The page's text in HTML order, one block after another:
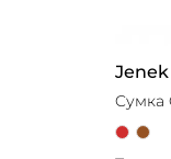
Jenek
Cумка